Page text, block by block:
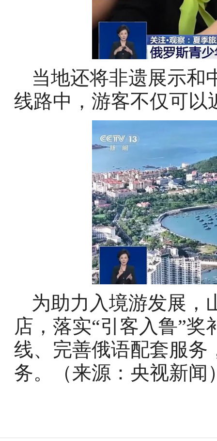
当地还将非遗展示和
线路中，游客不仅可以
为助力入境游发展，
店，落实“引客入鲁”
线、完善俄语配套服务
务。（来源：央视新闻